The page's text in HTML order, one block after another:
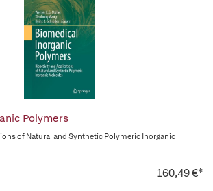
Polymers
of Natural and Synthetic Polymeric Inorganic
160,49 €*